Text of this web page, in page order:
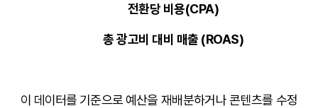
전환당 비용(CPA)
총 광고비 대비 매출 (ROAS)
이 데이터를 기준으로 예산을 재배분하거나 콘텐츠를 수정